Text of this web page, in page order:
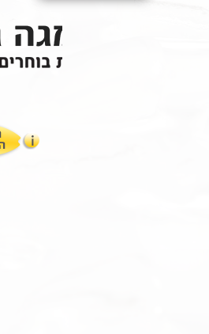
מוצרים ושרותים